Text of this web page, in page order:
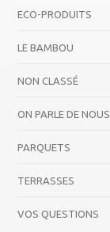
ECO-PRODUITS
LE BAMBOU
NON CLASSÉ
ON PARLE DE NOUS
PARQUETS
TERRASSES
VOS QUESTIONS